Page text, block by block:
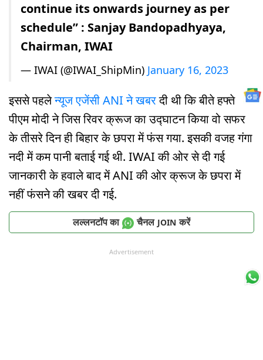
continue its onwards journey as per
schedule” : Sanjay Bandopadhyaya,
Chairman, IWAI
— IWAI (@IWAI_ShipMin) January 16, 2023
इससे पहलेन्यूज एजेंसी ANI ने खबरदी थी कि बीते हफ्ते
पीएम मोदी ने जिस रिवर क्रूज का उद्घाटन किया वो सफर
के तीसरे दिन ही बिहार के छपरा में फंस गया. इसकी वजह गंगा
नदी में कम पानी बताई गई थी. IWAI की ओर से दी गई
जानकारी के हवाले बाद में ANI की ओर क्रूज के छपरा में
नहीं फंसने की खबर दी गई.
लल्लनटॉप का चैनल JOIN करें
Advertisement